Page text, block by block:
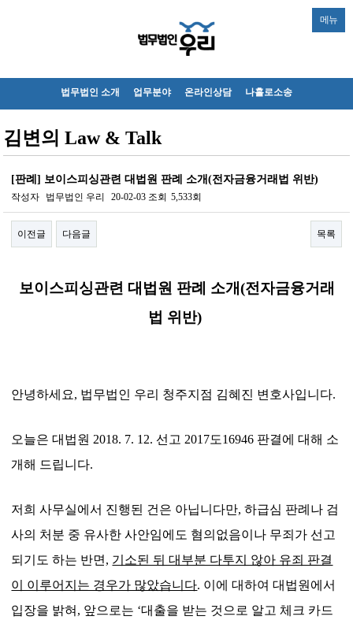
메뉴
법무법인 소개 업무분야 온라인상담 나홀로소송
김변의 Law & Talk
[판례] 보이스피싱관련 대법원 판례 소개(전자금융거래법 위반)
작성자 법무법인 우리 20-02-03 조회 5,533회
이전글 다음글 목록
보이스피싱관련 대법원 판례 소개(전자금융거래
법 위반)
안녕하세요, 법무법인 우리 청주지점 김혜진 변호사입니다.
오늘은 대법원 2018. 7. 12. 선고 2017도16946 판결에 대해 소
개해 드립니다.
저희 사무실에서 진행된 건은 아닙니다만,하급심 판례나 검
사의 처분 중 유사한 사안임에도 혐의없음이나 무죄가 선고
되기도 하는 반면 , 기소된 뒤 대부분 다투지 않아 유죄 판결
이 이루어지는 경우가 많았습니다. 이에 대하여 대법원에서
입장을 밝혀 , 앞으로는 ‘대출을 받는 것으로 알고 체크 카드